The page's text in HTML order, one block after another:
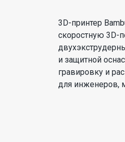
3D-принтер
скоростную 3D-
и защитной
гравировку и
для инженеров,